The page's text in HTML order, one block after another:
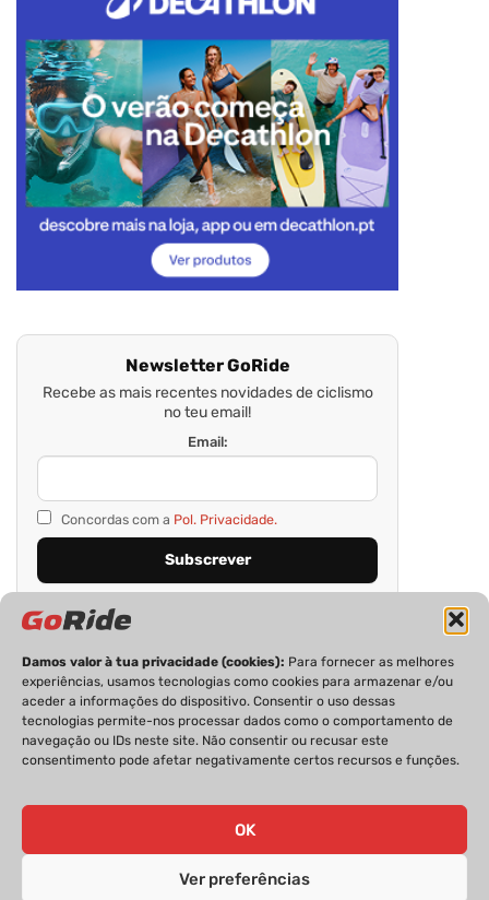
Damos valor à tua privacidade (cookies): Para fornecer as melhores
experiências, usamos tecnologias como cookies para armazenar e/ou
aceder a informações do dispositivo. Consentir o uso dessas
tecnologias permite-nos processar dados como o comportamento de
navegação ou IDs neste site. Não consentir ou recusar este
consentimento pode afetar negativamente certos recursos e funções.
OK
Ver preferências
Newsletter GoRide
Recebe as mais recentes novidades de ciclismo
no teu email!
Email:
Concordas com a Pol. Privacidade.
PRIVACIDADE FICHA TÉCNICA
ESTATUTO EDITORIAL